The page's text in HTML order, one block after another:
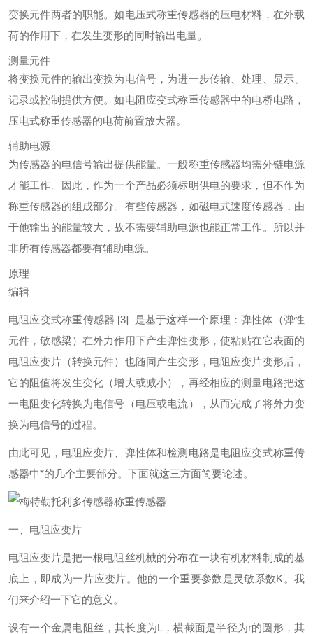
变换元件两者的职能。如电压式称重传感器的压电材料，在外载
荷的作用下，在发生变形的同时输出电量。
测量元件
将变换元件的输出变换为电信号，为进一步传输、处理、显示、
记录或控制提供方便。如电阻应变式称重传感器中的电桥电路，
压电式称重传感器的电荷前置放大器。
辅助电源
为传感器的电信号输出提供能量。一般称重传感器均需外链电源
才能工作。因此，作为一个产品必须标明供电的要求，但不作为
称重传感器的组成部分。有些传感器，如磁电式速度传感器，由
于他输出的能量较大，故不需要辅助电源也能正常工作。所以并
非所有传感器都要有辅助电源。
原理
编辑
电阻应变式称重传感器 [3] 是基于这样一个原理：弹性体（弹性
元件，敏感梁）在外力作用下产生弹性变形，使粘贴在它表面的
电阻应变片（转换元件）也随同产生变形，电阻应变片变形后，
它的阻值将发生变化（增大或减小），再经相应的测量电路把这
一电阻变化转换为电信号（电压或电流），从而完成了将外力变
换为电信号的过程。
由此可见，电阻应变片、弹性体和检测电路是电阻应变式称重传
感器中*的几个主要部分。下面就这三方面简要论述。
称重传感器
一、电阻应变片
电阻应变片是把一根电阻丝机械的分布在一块有机材料制成的基
底上，即成为一片应变片。他的一个重要参数是灵敏系数K。我
们来介绍一下它的意义。
设有一个金属电阻丝，其长度为L，横截面是半径为r的圆形，其